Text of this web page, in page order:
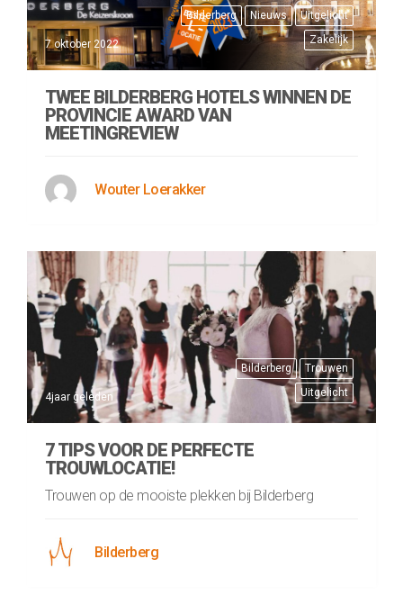
Bilderberg Nieuws
Uitgelicht
Zakelijk
7 oktober 2022
TWEE BILDERBERG HOTELS WINNEN DE
PROVINCIE AWARD VAN
MEETINGREVIEW
Wouter Loerakker
Bilderberg
Trouwen
Uitgelicht
4jaar geleden
7 TIPS VOOR DE PERFECTE
TROUWLOCATIE!
Trouwen op de mooiste plekken bij Bilderberg
Bilderberg